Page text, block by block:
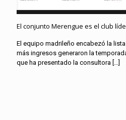
El conjunto Merengue es el club
El equipo madrileño encabezó la
más ingresos generaron la
que ha presentado la consultora